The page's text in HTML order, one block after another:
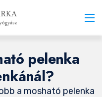
pelenka
a mosható pelenka